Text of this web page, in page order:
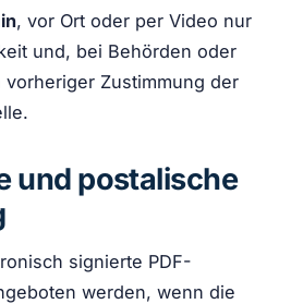
, vor Ort oder per Video nur
und, bei Behörden oder
vorheriger Zustimmung der
und postalische
signierte PDF-
werden, wenn die